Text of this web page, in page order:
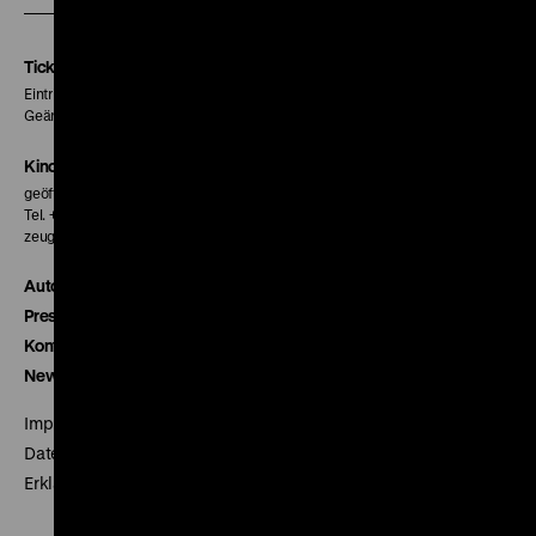
Tickets
Eintritt 5 €
Geänderte Preise sind im Programm vermerkt.
Kinokasse
geöffnet 30 Minuten vor Beginn der ersten Vorstellung
Tel. + 49 30 20304-770
zeughauskino@dhm.de
Autor*innen
Presse
Kontakt
Newsletter
Impressum
Datenschutz
Erklärung digitale Barrierefreiheit